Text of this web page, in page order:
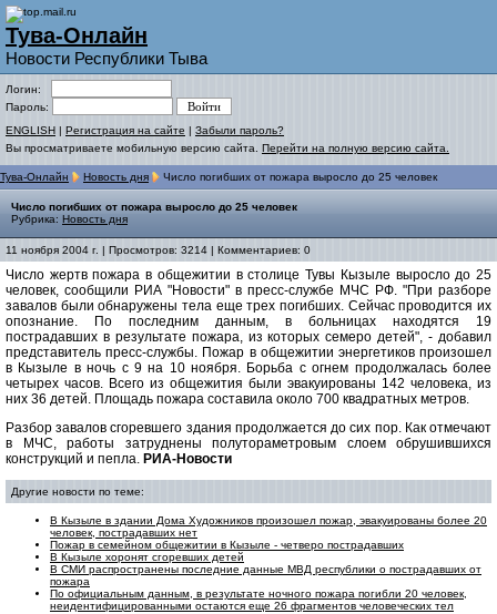
Тува-Онлайн
Новости Республики Тыва
Логин:
Пароль:
ENGLISH | Регистрация на сайте | Забыли пароль?
Вы просматриваете мобильную версию сайта. Перейти на полную версию сайта.
Тува-Онлайн Новость дня Число погибших от пожара выросло до 25 человек
Число погибших от пожара выросло до 25 человек
Рубрика: Новость дня
11 ноября 2004 г. | Просмотров: 3214 | Комментариев: 0
Число жертв пожара в общежитии в столице Тувы Кызыле выросло до 25
человек, сообщили РИА "Новости" в пресс-службе МЧС РФ. "При разборе
завалов были обнаружены тела еще трех погибших. Сейчас проводится их
опознание. По последним данным, в больницах находятся 19
пострадавших в результате пожара, из которых семеро детей", - добавил
представитель пресс-службы. Пожар в общежитии энергетиков произошел
в Кызыле в ночь с 9 на 10 ноября. Борьба с огнем продолжалась более
четырех часов. Всего из общежития были эвакуированы 142 человека, из
них 36 детей. Площадь пожара составила около 700 квадратных метров.
Разбор завалов сгоревшего здания продолжается до сих пор. Как отмечают
в МЧС, работы затруднены полутораметровым слоем обрушившихся
конструкций и пепла. РИА-Новости
Другие новости по теме:
В Кызыле в здании Дома Художников произошел пожар, эвакуированы более 20
человек, пострадавших нет
Пожар в семейном общежитии в Кызыле - четверо пострадавших
В Кызыле хоронят сгоревших детей
В СМИ распространены последние данные МВД республики о пострадавших от
пожара
По официальным данным, в результате ночного пожара погибли 20 человек,
неидентифицированными остаются еще 26 фрагментов человеческих тел